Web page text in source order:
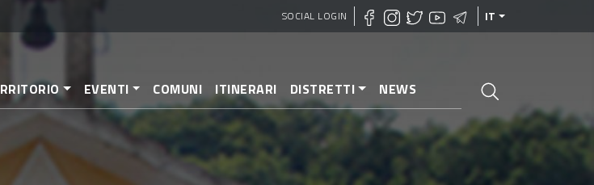
al
contenuto
SOCIAL LOGIN IT
EVENTI COMUNI ITINERARI DISTRETTI NEWS